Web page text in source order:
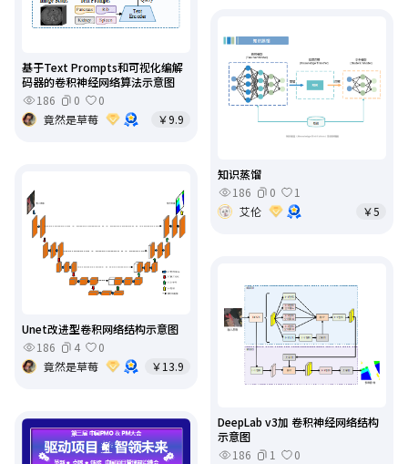
基于Text Prompts和可视化编解
码器的卷积神经网络算法示意图
186
0
0
竟然是草莓
￥9.9
知识蒸馏
186
0
1
艾伦
￥5
Unet改进型卷积网络结构示意图
186
4
0
竟然是草莓
￥13.9
DeepLab v3加 卷积神经网络结构
示意图
186
1
0